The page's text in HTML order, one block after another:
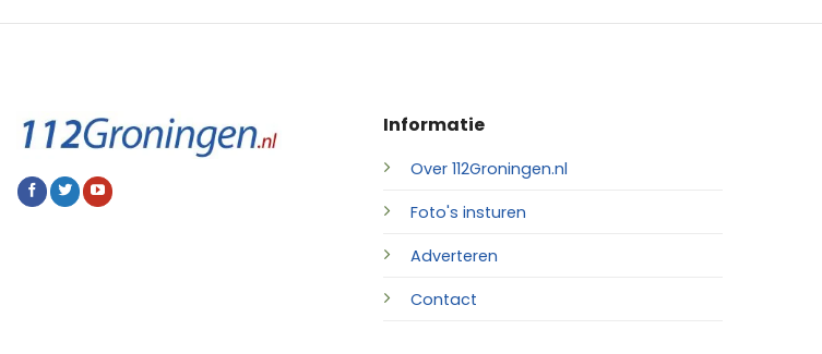
Informatie
Over 112Groningen.nl
Foto's insturen
Adverteren
Contact